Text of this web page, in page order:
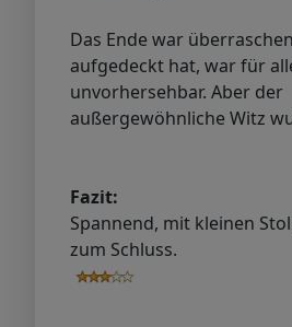
Das Ende war
aufgedeckt hat, war für
unvorhersehbar. Aber der
außergewöhnliche Witz
Fazit:
Spannend, mit kleinen
zum Schluss.